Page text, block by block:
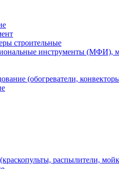
строительные
инструменты (МФИ),
(обогреватели,
распылители,